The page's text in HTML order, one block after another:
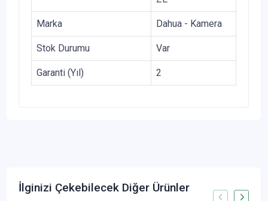
Marka Dahua - Kamera
Stok Durumu Var
Garanti (Yıl) 2
İlginizi Çekebilecek Diğer Ürünler